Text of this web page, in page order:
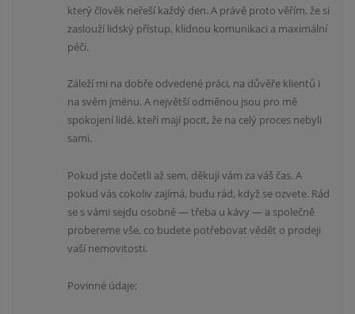
který člověk neřeší každý den. A právě proto věřím, že si
zaslouží lidský přístup, klidnou komunikaci a maximální
péči.
Záleží mi na dobře odvedené práci, na důvěře klientů i
na svém jménu. A největší odměnou jsou pro mě
spokojení lidé, kteří mají pocit, že na celý proces nebyli
sami.
Pokud jste dočetli až sem, děkuji vám za váš čas. A
pokud vás cokoliv zajímá, budu rád, když se ozvete. Rád
se s vámi sejdu osobně — třeba u kávy — a společně
probereme vše, co budete potřebovat vědět o prodeji
vaší nemovitosti.
Povinné údaje: